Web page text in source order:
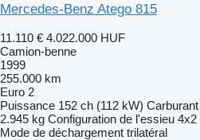
Mercedes-Benz Atego 815
11.110 € 4.022.000 HUF
Camion-benne
1999
255.000 km
Euro 2
Puissance 152 ch (112 kW) Carburant
2.945 kg Configuration de l'essieu 4x2
Mode de déchargement trilatéral